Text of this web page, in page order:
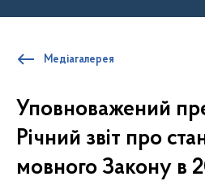
Медіагалерея
Уповноважений
Річний звіт про
мовного Закону в